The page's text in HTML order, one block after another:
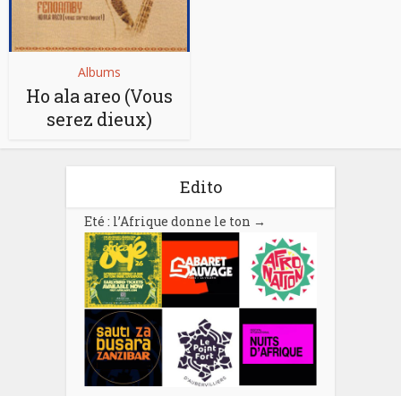
Albums
Ho ala areo (Vous
serez dieux)
Edito
Eté : l’Afrique donne le ton →